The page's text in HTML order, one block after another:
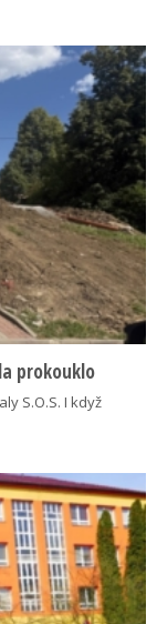
prokouklo
S.O.S. I když